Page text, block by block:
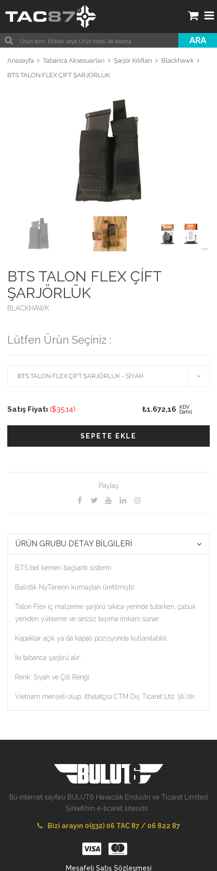
ARA
Anasayfa Tabanca Aksesuarları Şarjör Kılıfları
Blackhawk
BTS TALON FLEX ÇİFT ŞARJÖRLÜK
BTS TALON FLEX ÇİFT
ŞARJÖRLÜK
BLACKHAWK
Lütfen Ürün Seçiniz :
Satış Fiyatı ($35.14) ₺1.672,16 KDV
Dahil
SEPETE EKLE
Paylaş
ÜRÜN GRUBU DETAY BİLGİLERİ
BTS bel kemeri bağlantı sistemi.
Balistik NyTaneon kumaştan üretilmiştir.
Talon Flex iç malzeme şarjörü sıkıca yerinde tutarken, çabuk
yeniden yükleme ve sessiz taşıma imkanı sunar.
Kapaklar açık ya da kapalı pozisyonda kullanılabilir.
İki tabanca şarjörü alır.
Renk: Siyah ve Çöl Rengi
Vietnam menşeli olup, ithalatçısı CTM Dış Ticaret Ltd. Şti.'dir.
Bu internet sayfası BULUT6 Havacılık Endüstri ve Ticaret Limited
Şirketi’nin e-ticaret sitesidir.
Bizi arayın 0(532) 06 TAC 87 / 06 822 87
Mesafeli Satış Sözleşmesi